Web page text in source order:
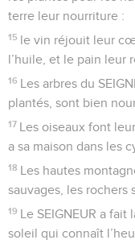
terre leur nourriture :
15 le vin réjouit leur
l’huile, et le pain leur
16 Les arbres du
plantés, sont bien
17 Les oiseaux font
a sa maison dans les
18 Les hautes
sauvages, les rochers
19 Le SEIGNEUR a
soleil qui connaît